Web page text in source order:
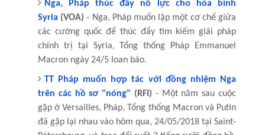
Nga, Pháp thúc đẩy nỗ lực cho hòa bình
Syria (VOA)- Nga, Pháp muốn lập một cơ chế giữa
các cường quốc để thúc đẩy tìm kiếm giải pháp
chính trị tại Syria, Tổng thống Pháp Emmanuel
Macron ngày 24/5 loan báo.
TT Pháp muốn hợp tác với đồng nhiệm Nga
trên các hồ sơ "nóng" (RFI) - Một năm sau cuộc
gặp ở Versailles, Pháp, Tổng thống Macron và Putin
đã gặp lại nhau vào hôm qua, 24/05/2018 tại Saint-